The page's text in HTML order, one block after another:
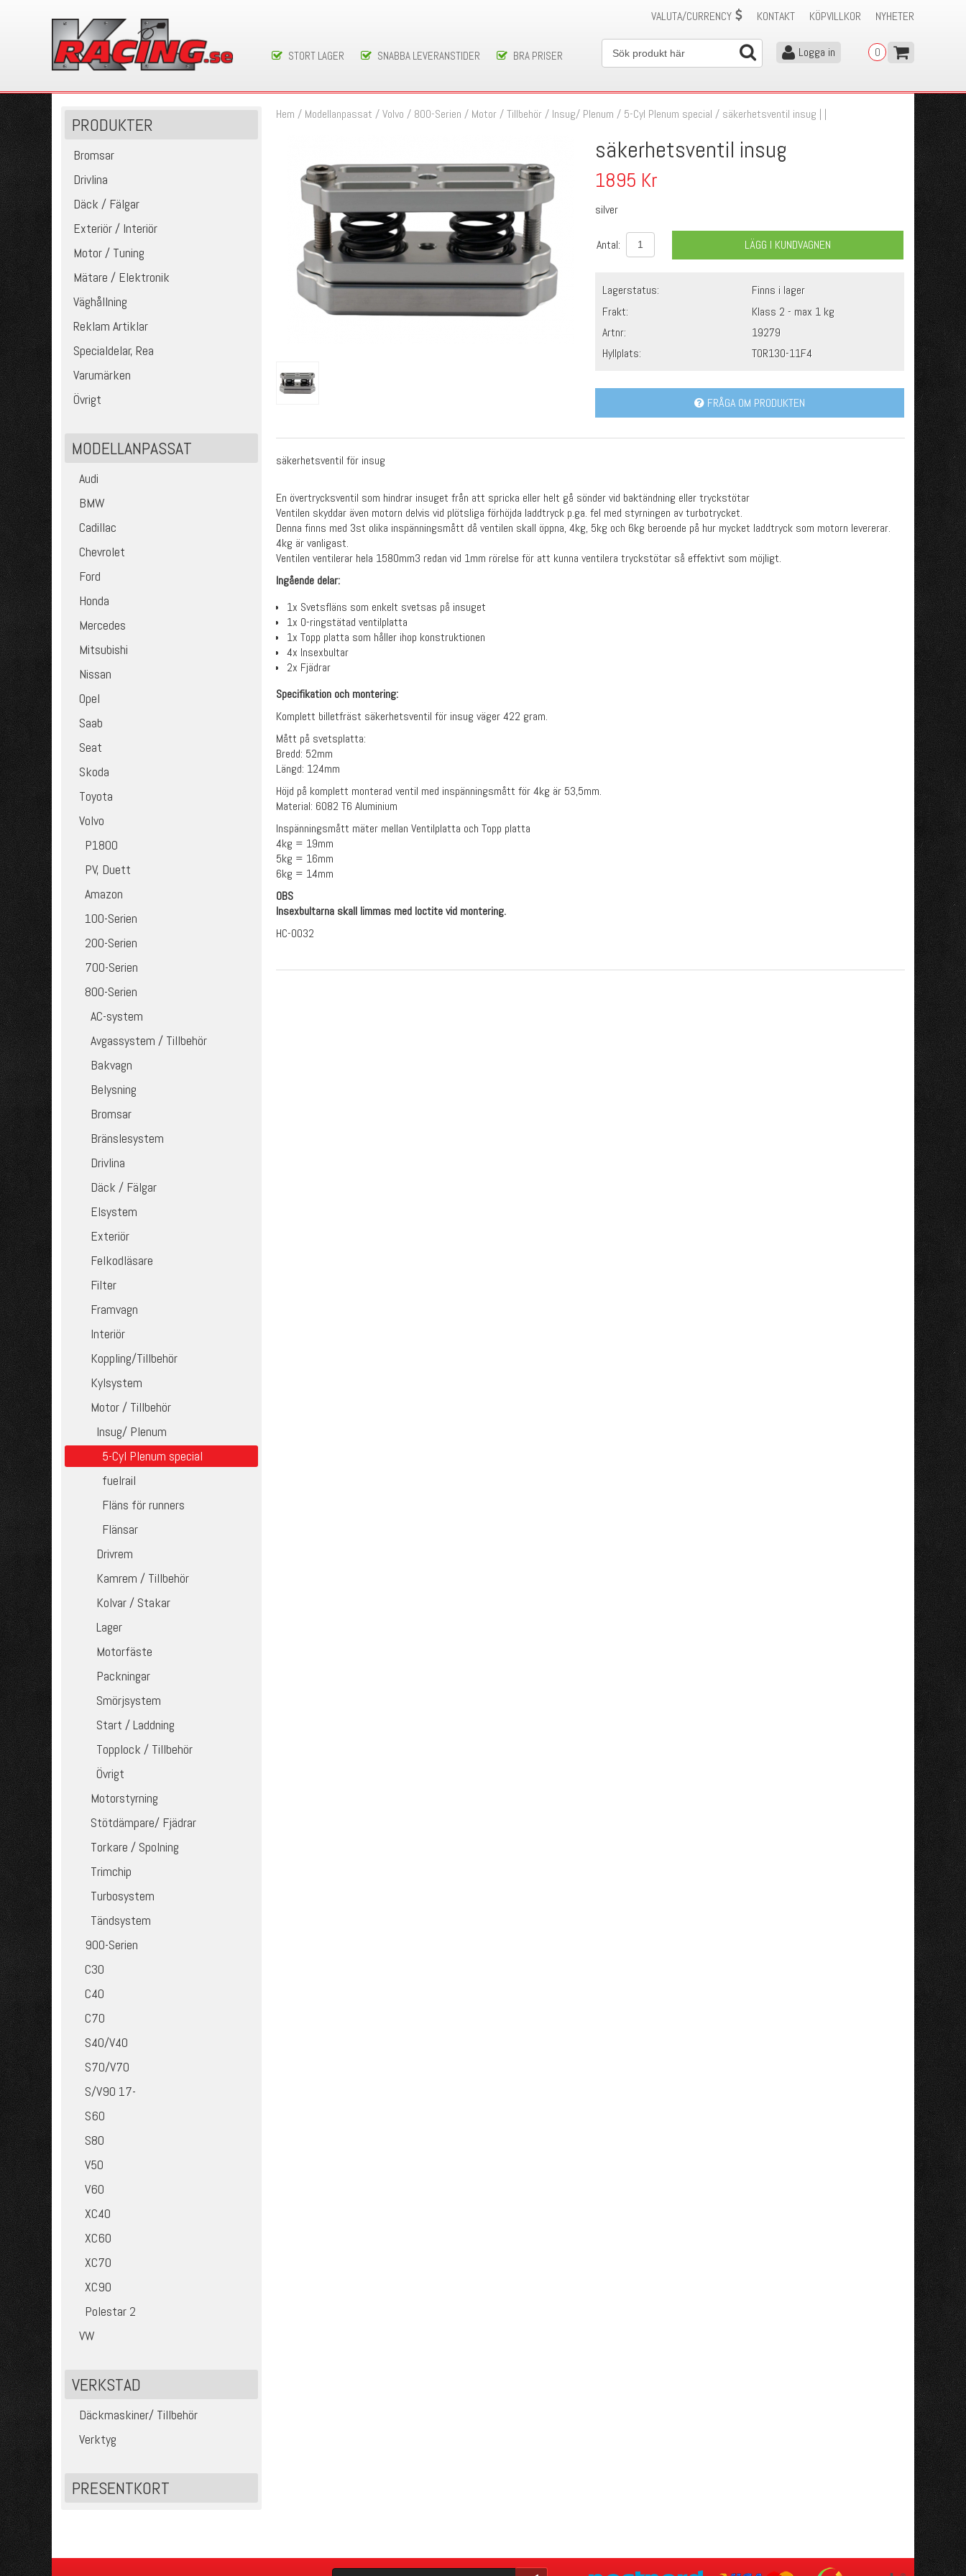
NYHETER
KÖPVILLKOR
KONTAKT
VALUTA/CURRENCY
STORT LAGER SNABBA LEVERANSTIDER BRA PRISER 0
Logga in
PRODUKTER
Bromsar
Drivlina
Däck / Fälgar
Exteriör / Interiör
Motor / Tuning
Mätare / Elektronik
Väghållning
Reklam Artiklar
Specialdelar, Rea
Varumärken
Övrigt
MODELLANPASSAT
Audi
BMW
Cadillac
Chevrolet
Ford
Honda
Mercedes
Mitsubishi
Nissan
Opel
Saab
Seat
Skoda
Toyota
Volvo
P1800
PV, Duett
Amazon
100-Serien
200-Serien
700-Serien
800-Serien
AC-system
Avgassystem / Tillbehör
Bakvagn
Belysning
Bromsar
Bränslesystem
Drivlina
Däck / Fälgar
Elsystem
Exteriör
Felkodläsare
Filter
Framvagn
Interiör
Koppling/Tillbehör
Kylsystem
Motor / Tillbehör
Insug/ Plenum
5-Cyl Plenum special
fuelrail
Fläns för runners
Flänsar
Drivrem
Kamrem / Tillbehör
Kolvar / Stakar
Lager
Motorfäste
Packningar
Smörjsystem
Start / Laddning
Topplock / Tillbehör
Övrigt
Motorstyrning
Stötdämpare/ Fjädrar
Torkare / Spolning
Trimchip
Turbosystem
Tändsystem
900-Serien
C30
C40
C70
S40/V40
S70/V70
S/V90 17-
S60
S80
V50
V60
XC40
XC60
XC70
XC90
Polestar 2
VW
VERKSTAD
Däckmaskiner/ Tillbehör
Verktyg
PRESENTKORT
Hem / Modellanpassat /Volvo / 800-Serien / Motor / Tillbehör / Insug/ Plenum / 5-Cyl Plenum special / säkerhetsventil insug | |
säkerhetsventil insug
1895 Kr
silver
Antal: LÄGG I KUNDVAGNEN
Lagerstatus:
Finns i lager
Frakt:
Klass 2 - max 1 kg
Artnr:
19279
Hyllplats:
TOR130-11F4
FRÅGA OM PRODUKTEN
säkerhetsventil för insug
En övertrycksventil som hindrar insuget från att spricka eller helt gå sönder vid baktändning eller tryckstötar
Ventilen skyddar även motorn delvis vid plötsliga förhöjda laddtryck p.ga. fel med styrningen av turbotrycket.
Denna finns med 3st olika inspänningsmått då ventilen skall öppna, 4kg, 5kg och 6kg beroende på hur mycket laddtryck som motorn levererar.
4kg är vanligast.
Ventilen ventilerar hela 1580mm3 redan vid 1mm rörelse för att kunna ventilera tryckstötar så effektivt som möjligt.
Ingående delar:
1x Svetsfläns som enkelt svetsas på insuget
1x O-ringstätad ventilplatta
1x Topp platta som håller ihop konstruktionen
4x Insexbultar
2x Fjädrar
Specifikation och montering:
Komplett billetfräst säkerhetsventil för insug väger 422 gram.
Mått på svetsplatta:
Bredd: 52mm
Längd: 124mm
Höjd på komplett monterad ventil med inspänningsmått för 4kg är 53,5mm.
Material: 6082 T6 Aluminium
Inspänningsmått mäter mellan Ventilplatta och Topp platta
4kg = 19mm
5kg = 16mm
6kg = 14mm
OBS
Insexbultarna skall limmas med loctite vid montering.
HC-0032